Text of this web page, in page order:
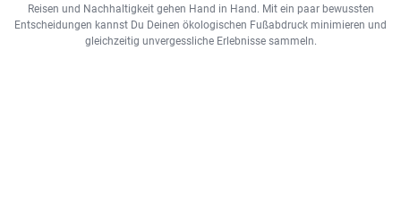
Reisen und Nachhaltigkeit gehen Hand in Hand. Mit ein paar bewussten
Entscheidungen kannst Du Deinen ökologischen Fußabdruck minimieren und
gleichzeitig unvergessliche Erlebnisse sammeln.